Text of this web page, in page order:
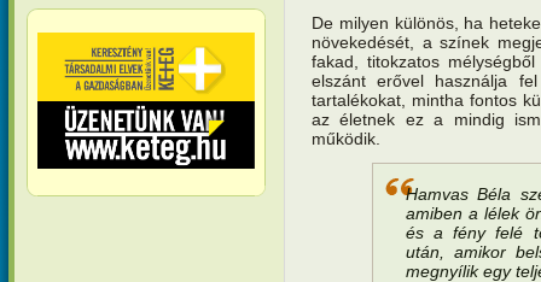
De milyen különös, ha
növekedését, a színek
fakad, titokzatos
elszánt erővel használja
tartalékokat, mintha fontos
az életnek ez a mindig
működik.
Hamvas Béla
amiben a lélek
és a fény felé
után, amikor
megnyílik egy